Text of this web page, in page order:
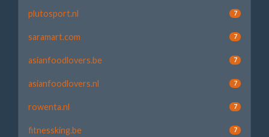
plutosport.nl 7
saramart.com 7
asianfoodlovers.be 7
asianfoodlovers.nl 7
rowenta.nl 7
fitnessking.be 7